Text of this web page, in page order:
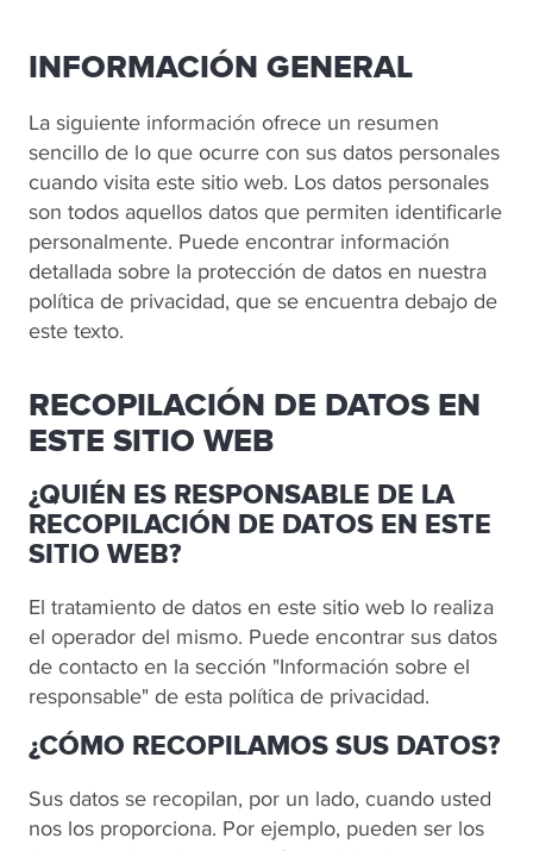
INFORMACIÓN GENERAL
La siguiente información ofrece un resumen
sencillo de lo que ocurre con sus datos personales
cuando visita este sitio web. Los datos personales
son todos aquellos datos que permiten identificarle
personalmente. Puede encontrar información
detallada sobre la protección de datos en nuestra
política de privacidad, que se encuentra debajo de
este texto.
RECOPILACIÓN DE DATOS EN
ESTE SITIO WEB
¿QUIÉN ES RESPONSABLE DE LA
RECOPILACIÓN DE DATOS EN ESTE
SITIO WEB?
El tratamiento de datos en este sitio web lo realiza
el operador del mismo. Puede encontrar sus datos
de contacto en la sección "Información sobre el
responsable" de esta política de privacidad.
¿CÓMO RECOPILAMOS SUS DATOS?
Sus datos se recopilan, por un lado, cuando usted
nos los proporciona. Por ejemplo, pueden ser los